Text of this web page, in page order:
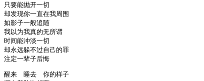
只要能抛开一切
却发现你一直在我周围
如影子一般追随
我以为我真的无所谓
时间能冲淡一切
却永远躲不过自己的罪
注定一辈子后悔
醒来　睡去　你的样子